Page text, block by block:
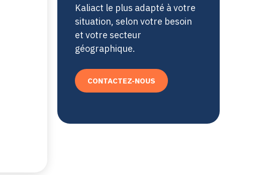
Kaliact le plus adapté à votre
situation, selon votre besoin
et votre secteur
géographique.
CONTACTEZ-NOUS